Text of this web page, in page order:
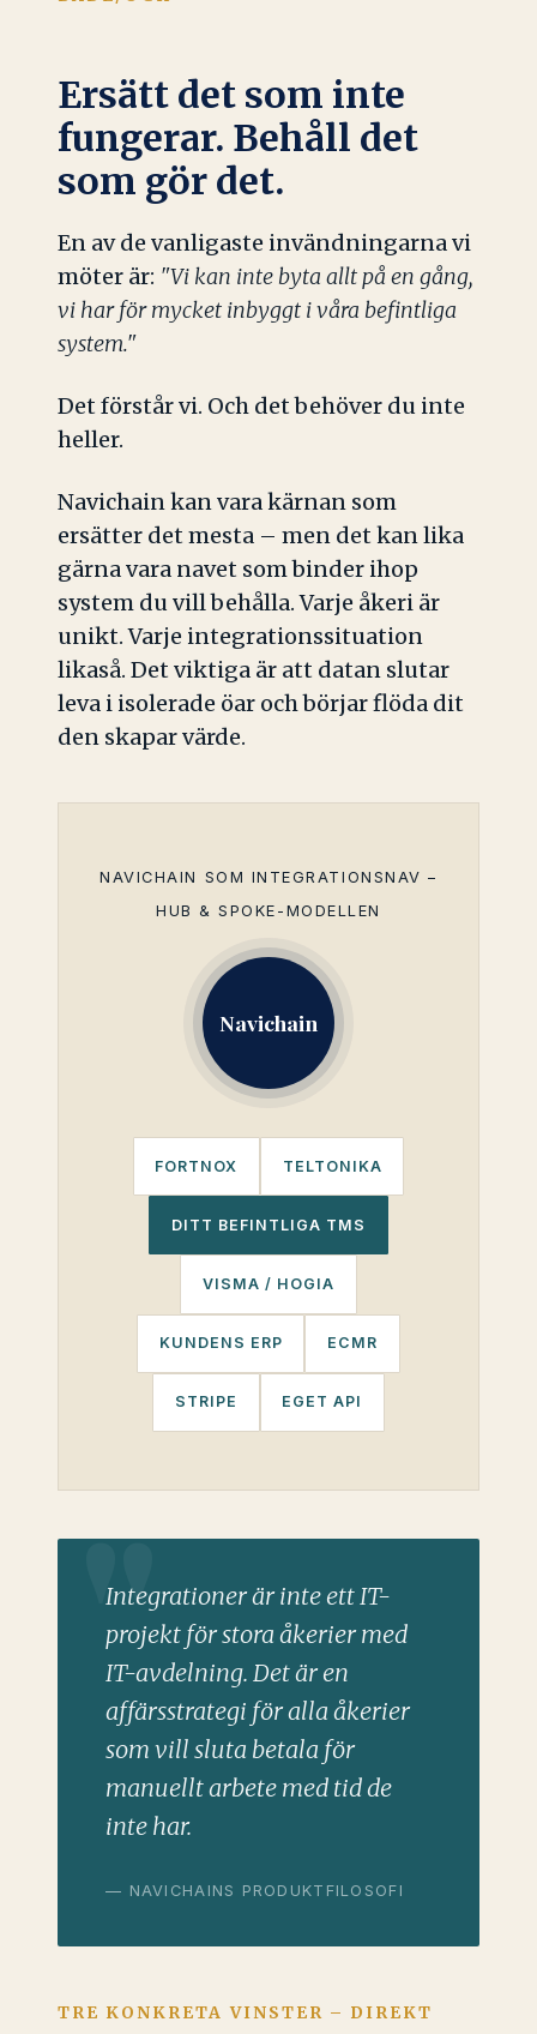
Ersätt det som inte
fungerar. Behåll det
som gör det.
En av de vanligaste invändningarna vi
möter är: "Vi kan inte byta allt på en gång,
vi har för mycket inbyggt i våra befintliga
system."
Det förstår vi. Och det behöver du inte
heller.
Navichain kan vara kärnan som
ersätter det mesta – men det kan lika
gärna vara navet som binder ihop
system du vill behålla. Varje åkeri är
unikt. Varje integrationssituation
likaså. Det viktiga är att datan slutar
leva i isolerade öar och börjar flöda dit
den skapar värde.
NAVICHAIN SOM INTEGRATIONSNAV –
HUB & SPOKE-MODELLEN
Navichain
FORTNOX TELTONIKA
DITT BEFINTLIGA TMS
VISMA / HOGIA
KUNDENS ERP ECMR
STRIPE EGET API
Integrationer är inte ett IT-
projekt för stora åkerier med
IT-avdelning. Det är en
affärsstrategi för alla åkerier
som vill sluta betala för
manuellt arbete med tid de
inte har.
— NAVICHAINS PRODUKTFILOSOFI
TRE KONKRETA VINSTER – DIREKT